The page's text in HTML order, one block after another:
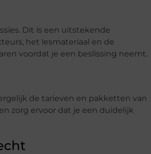
Dit is een uitstekende
het lesmateriaal en de
voordat je een beslissing neemt.
de tarieven en pakketten van
zorg ervoor dat je een duidelijk